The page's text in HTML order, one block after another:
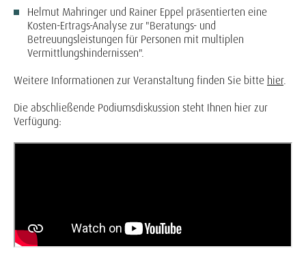
Helmut Mahringer und Rainer Eppel präsentierten eine
Kosten-Ertrags-Analyse zur "Beratungs- und
Betreuungsleistungen für Personen mit multiplen
Vermittlungshindernissen".
Weitere Informationen zur Veranstaltung finden Sie bitte hier.
Die abschließende Podiumsdiskussion steht Ihnen hier zur
Verfügung: